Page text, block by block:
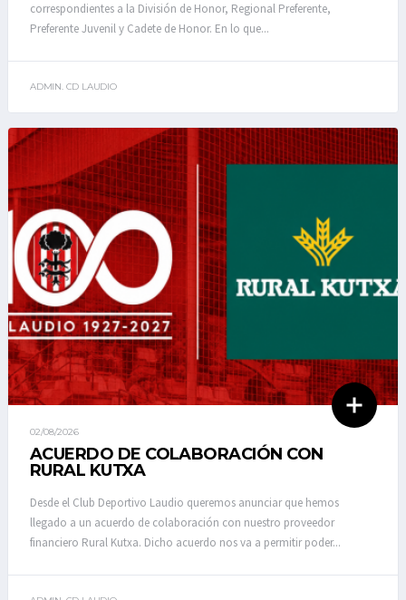
correspondientes a la División de Honor, Regional Preferente,
Preferente Juvenil y Cadete de Honor. En lo que...
ADMIN. CD LAUDIO
02/08/2026
ACUERDO DE COLABORACIÓN CON
RURAL KUTXA
Desde el Club Deportivo Laudio queremos anunciar que hemos
llegado a un acuerdo de colaboración con nuestro proveedor
financiero Rural Kutxa. Dicho acuerdo nos va a permitir poder...